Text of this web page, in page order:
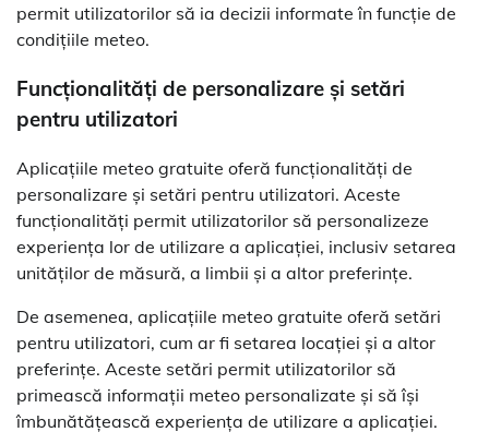
permit utilizatorilor să ia decizii informate în funcție de
condițiile meteo.
Funcționalități de personalizare și setări
pentru utilizatori
Aplicațiile meteo gratuite oferă funcționalități de
personalizare și setări pentru utilizatori. Aceste
funcționalități permit utilizatorilor să personalizeze
experiența lor de utilizare a aplicației, inclusiv setarea
unităților de măsură, a limbii și a altor preferințe.
De asemenea, aplicațiile meteo gratuite oferă setări
pentru utilizatori, cum ar fi setarea locației și a altor
preferințe. Aceste setări permit utilizatorilor să
primească informații meteo personalizate și să își
îmbunătățească experiența de utilizare a aplicației.